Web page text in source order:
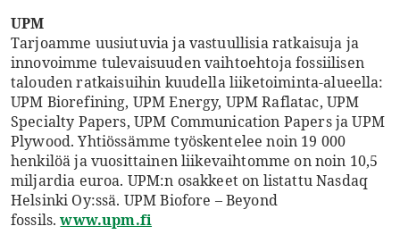
UPM
Tarjoamme uusiutuvia ja vastuullisia ratkaisuja ja
innovoimme tulevaisuuden vaihtoehtoja fossiilisen
talouden ratkaisuihin kuudella liiketoiminta-alueella:
UPM Biorefining, UPM Energy, UPM Raflatac, UPM
Specialty Papers, UPM Communication Papers ja UPM
Plywood. Yhtiössämme työskentelee noin 19 000
henkilöä ja vuosittainen liikevaihtomme on noin 10,5
miljardia euroa. UPM:n osakkeet on listattu Nasdaq
Helsinki Oy:ssä. UPM Biofore – Beyond
fossils.www.upm.fi